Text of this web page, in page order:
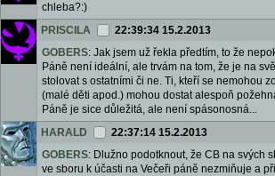
chleba?:)
PRISCILA
22:39:34 15.2.2013
GOBERS: Jak jsem už řekla předtím, to že
Páně není ideální, ale trvám na tom, že je na
stolovat s ostatními či ne. Ti, kteří se nemohou
(malé děti apod.) mohou dostat alespoň
Páně je sice důležitá, ale není spásonosná...
HARALD
22:37:14 15.2.2013
GOBERS: Dlužno podotknout, že CB na svých
ve sboru k účasti na Večeři páně nezmiňuje a